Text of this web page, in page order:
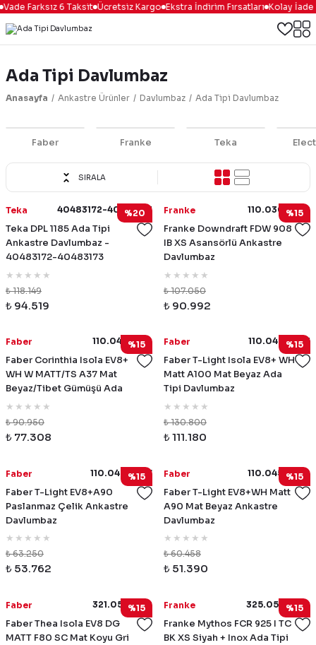
Farksız 6 Taksit Ücretsiz Kargo Ekstra İndirim Fırsatları Kolay İade
Ada Tipi Davlumbaz
Anasayfa Ankastre Ürünler Davlumbaz Ada Tipi Davlumbaz
Faber Franke Teka
SIRALA
%20
Teka 40483172-40483173
Teka DPL 1185 Ada Tipi
Ankastre Davlumbaz -
40483172-40483173
₺ 118.149
₺ 94.519
%15
Franke 110.0365.588
Franke Downdraft FDW 908
IB XS Asansörlü Ankastre
Davlumbaz
₺ 107.050
₺ 90.992
%15
Faber 110.0456.219
Faber Corinthia Isola EV8+
WH W MATT/TS A37 Mat
Beyaz/Tibet Gümüşü Ada
Tipi Davlumbaz
₺ 90.950
₺ 77.308
%15
Faber 110.0456.265
Faber T-Light Isola EV8+ WH
Matt A100 Mat Beyaz Ada
Tipi Davlumbaz
₺ 130.800
₺ 111.180
%15
Faber 110.0456.267
Faber T-Light EV8+A90
Paslanmaz Çelik Ankastre
Davlumbaz
₺ 63.250
₺ 53.762
%15
Faber 110.0456.269
Faber T-Light EV8+WH Matt
A90 Mat Beyaz Ankastre
Davlumbaz
₺ 60.458
₺ 51.390
%15
Faber 321.0517.782
Faber Thea Isola EV8 DG
MATT F80 SC Mat Koyu Gri
%15
Franke 325.0518.709
Franke Mythos FCR 925 I TC
BK XS Siyah + Inox Ada Tipi